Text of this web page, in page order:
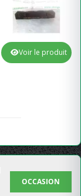
Voir le produit
OCCASION